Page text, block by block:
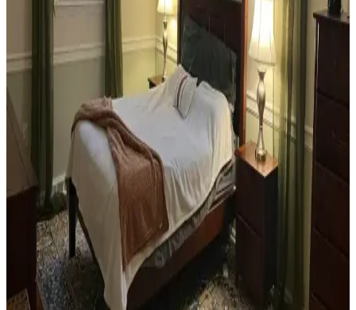
Habitat mağazalarından ikinci el mobilya alımı, ekonomik ve özgün
dekorasyon için fırsatlar sunar. Doğru seçim, temizlik ve stil
oluşturma evin atmosferini belirler.
Teal Renkli Sandalyenin Halı ve Dolapla
Uyumunda Renk Tonları ve Aksesuarların Rolü
Teal renkli sandalyenin halı ve dolapla uyumu, doğru renk tonları ve
aksesuar seçimiyle sağlanır. Halıdaki mavi-yeşil alt tonlar ve sıcak
ahşap dolap, teal rengini öne çıkarır, aksesuarlar ise denge oluşturur.
Yan Sehpa Boyama Renk Seçenekleri ve
Dekorasyon Uyumu İçin Rehber
Yan sehpa boyamada renk seçimi, mobilya ve dekorasyon uyumu
açısından önemlidir. Koyu tonlar, sıcak renkler ve doğal ahşap
görünümü seçenekleriyle estetik sonuçlar elde edilir.
Ev Kütüphanesi Yenileme: Renk, Dekorasyon ve
Konforun Dengeli Buluşması